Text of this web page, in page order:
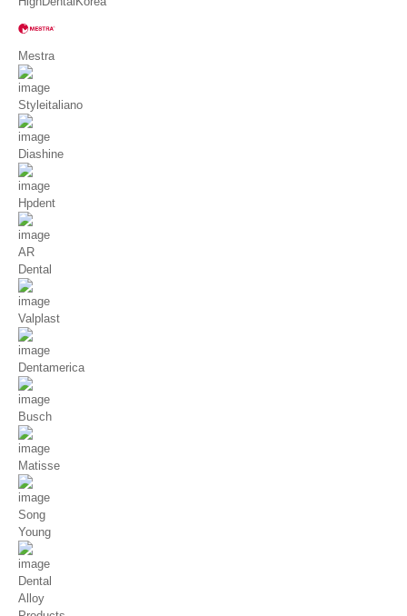
Mestra
Styleitaliano
Diashine
Hpdent
AR
Dental
Valplast
Dentamerica
Busch
Matisse
Song
Young
Dental
Alloy